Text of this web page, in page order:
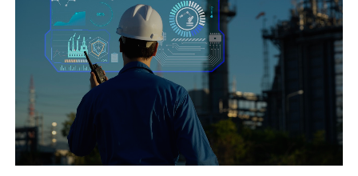
különböző karosszériaváltozaton keresztül kínál
majd magas szinten testreszabható mobilitási
megoldásokat, amelyek a legkülönfélébb ügyfél- és
üzleti igényekhez igazodnak.
A PV5 Passenger 6 és 7 üléses változatai már
megrendelhetők a Kia márkakereskedői
hálózatában, a sorozatgyártás pedig 2026. július 15-
én kezdődik. Minden PV5 modellre a Kia